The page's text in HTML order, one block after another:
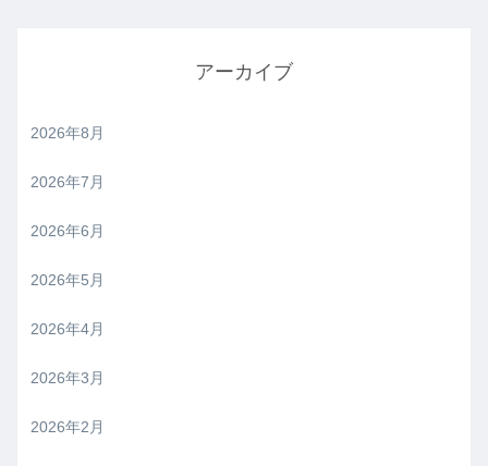
アーカイブ
2026年8月
2026年7月
2026年6月
2026年5月
2026年4月
2026年3月
2026年2月